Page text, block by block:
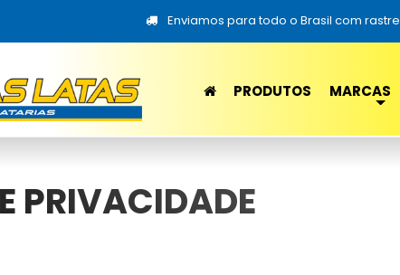
Enviamos para todo o Brasil com
PRODUTOS MARCAS
PRIVACIDADE